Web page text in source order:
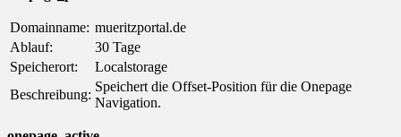
Domainname: mueritzportal.de
Ablauf:
30 Tage
Speicherort:
Localstorage
Beschreibung:
Speichert die Offset-Position für die Onepage
Navigation.